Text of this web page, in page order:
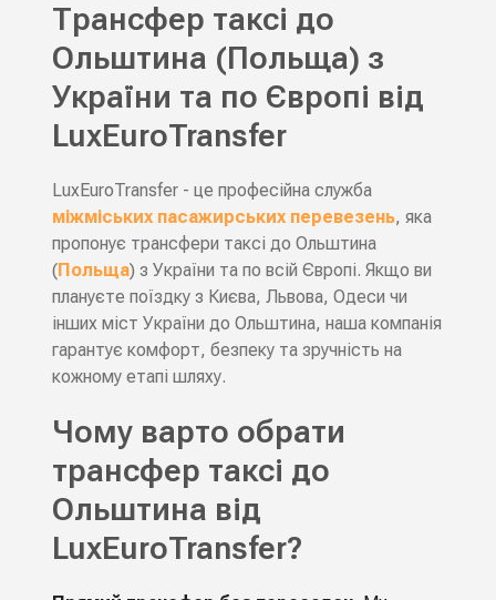
Трансфер таксі до
Ольштина (Польща) з
України та по Європі від
LuxEuroTransfer
LuxEuroTransfer - це професійна служба
міжміських пасажирських перевезень, яка
пропонує трансфери таксі до Ольштина
(Польща) з України та по всій Європі. Якщо ви
плануєте поїздку з Києва, Львова, Одеси чи
інших міст України до Ольштина, наша компанія
гарантує комфорт, безпеку та зручність на
кожному етапі шляху.
Чому варто обрати
трансфер таксі до
Ольштина від
LuxEuroTransfer?